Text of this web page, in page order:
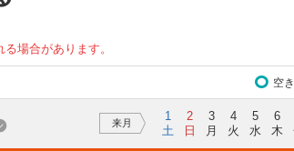
場合があります。
空
来月
1
土
2
日
3
月
4
火
5
水
6
木